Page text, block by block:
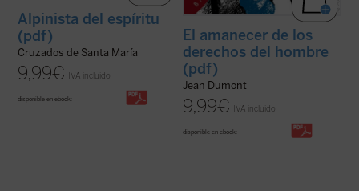
Alpinista del espíritu
(pdf)
Cruzados de Santa María
9,99€ IVA incluido
disponible en ebook:
El amanecer de los
derechos del hombre
(pdf)
Jean Dumont
9,99€ IVA incluido
disponible en ebook: